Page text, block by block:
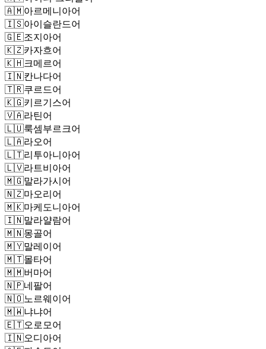
🇦🇲아르메니아어
🇮🇸아이슬란드어
🇬🇪조지아어
🇰🇿카자흐어
🇰🇭크메르어
🇮🇳칸나다어
🇹🇷쿠르드어
🇰🇬키르기스어
🇻🇦라틴어
🇱🇺룩셈부르크어
🇱🇦라오어
🇱🇹리투아니아어
🇱🇻라트비아어
🇲🇬말라가시어
🇳🇿마오리어
🇲🇰마케도니아어
🇮🇳말라얄람어
🇲🇳몽골어
🇲🇾말레이어
🇲🇹몰타어
🇲🇲버마어
🇳🇵네팔어
🇳🇴노르웨이어
🇲🇼냐냐어
🇪🇹오로모어
🇮🇳오디아어